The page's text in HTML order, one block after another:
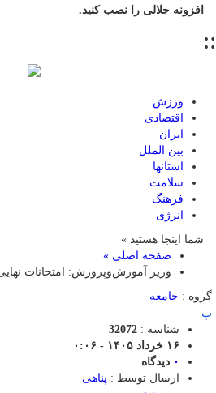
افزونه جلالی را نصب کنید.
::
ورزش
اقتصادی
ایران
بین الملل
استانها
سلامت
فرهنگ
انرژی
شما اینجا هستید »
صفحه اصلی »
وزیر آموزش‌وپرورش: امتحانات
گروه : جامعه
پ
شناسه : 32072
۱۶ خرداد ۱۴۰۵ - ۰:۰۶
۰ دیدگاه
ارسال توسط : پناهی